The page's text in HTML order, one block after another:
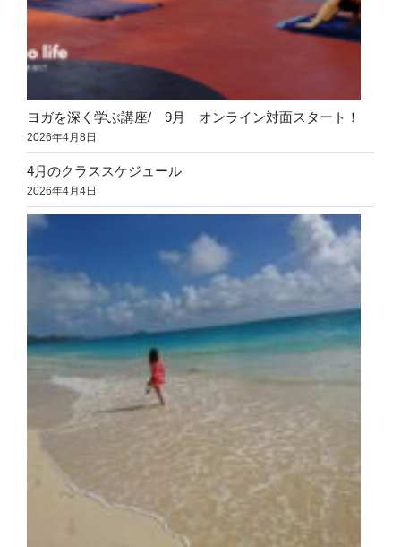
ヨガを深く学ぶ講座/ 9月 オンライン対面スタート！
2026年4月8日
4月のクラススケジュール
2026年4月4日